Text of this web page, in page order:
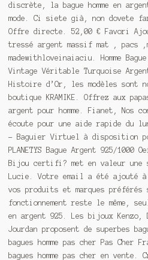
discrète, la bague homme en
mode. Ci siete già, non dovete
Offre directe. 52,00 € Favori
tressé argent massif mat , pacs
madewithloveinaiaciu. Homme
Vintage Véritable Turquoise
Histoire d’Or, les modèles sont
boutique KRAMIKE. Offrez aux
argent pour homme. Fianet, Nos
écoute pour une aide rapide du
- Baguier Virtuel à disposition
PLANETYS Bague Argent 925/
Bijou certifi? met en valeur une
Lucie. Votre email a été ajouté
vos produits et marques préférés
fonctionnement reste le même,
en argent 925. Les bijoux
Jourdan proposent de superbes
bagues homme pas cher Pas Cher
bagues homme pas cher en vente.